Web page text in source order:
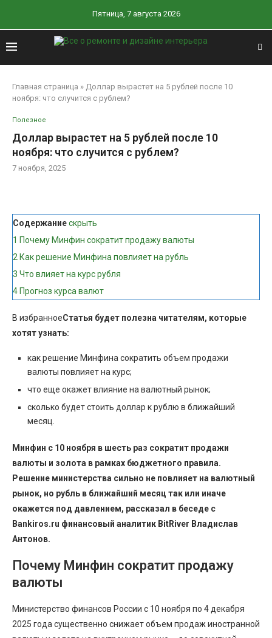
Пятница, 7 августа 2026
Главная страница » Доллар вырастет на 5 рублей после 10
ноября: что случится с рублем?
Полезное
Доллар вырастет на 5 рублей после 10
ноября: что случится с рублем?
7 ноября, 2025
Содержаниескрыть
1 Почему Минфин сократит продажу валюты
2 Как решение Минфина повлияет на рубль
3 Что влияет на курс рубля
4 Прогноз курса валют
В избранноеСтатья будет полезна читателям, которые
хотят узнать:
как решение Минфина сократить объем продажи
валюты повлияет на курс;
что еще окажет влияние на валютный рынок;
сколько будет стоить доллар к рублю в ближайший
месяц.
Минфин с 10 ноября в шесть раз сократит продажи
валюты и золота в рамках бюджетного правила.
Решение министерства сильно не повлияет на валютный
рынок, но рубль в ближайший месяц так или иначе
окажется под давлением, рассказал в беседе с
Bankiros.ru финансовый аналитик BitRiver Владислав
Антонов.
Почему Минфин сократит продажу
валюты
Министерство финансов России с 10 ноября по 4 декабря
2025 года существенно снижает объем продаж иностранной